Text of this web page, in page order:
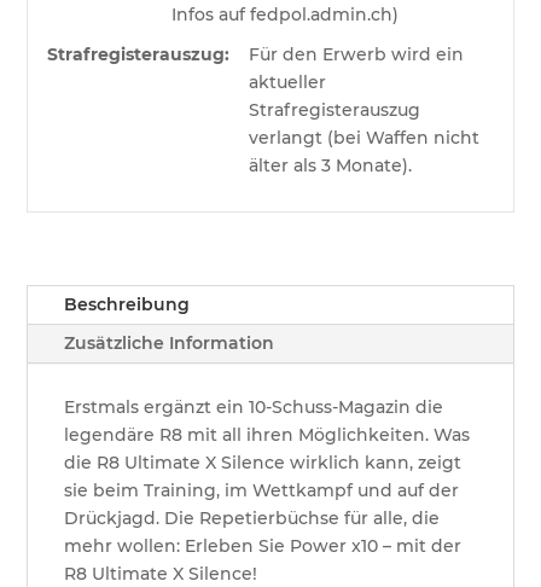
Infos auf fedpol.admin.ch)
Strafregisterauszug:
Für den Erwerb wird ein
aktueller
Strafregisterauszug
verlangt (bei Waffen nicht
älter als 3 Monate).
Beschreibung
Zusätzliche Information
Erstmals ergänzt ein 10-Schuss-Magazin die
legendäre R8 mit all ihren Möglichkeiten. Was
die R8 Ultimate X Silence wirklich kann, zeigt
sie beim Training, im Wettkampf und auf der
Drückjagd. Die Repetierbüchse für alle, die
mehr wollen: Erleben Sie Power x10 – mit der
R8 Ultimate X Silence!